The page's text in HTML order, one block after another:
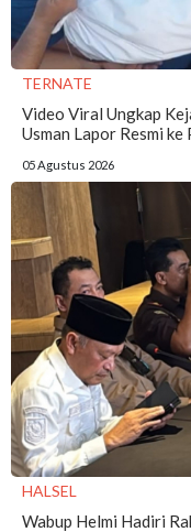
TERNATE
Video Viral Ungkap
Usman Lapor Resmi
05 Agustus 2026
HALSEL
Wabup Helmi Hadiri